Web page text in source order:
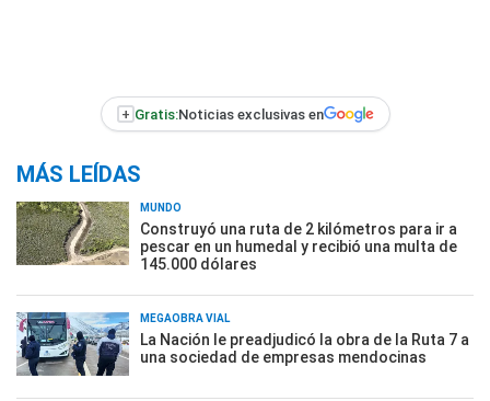
+ Gratis:Noticias exclusivas en
MÁS LEÍDAS
MUNDO
Construyó una ruta de 2 kilómetros para ir a
pescar en un humedal y recibió una multa de
145.000 dólares
MEGAOBRA VIAL
La Nación le preadjudicó la obra de la Ruta 7 a
una sociedad de empresas mendocinas